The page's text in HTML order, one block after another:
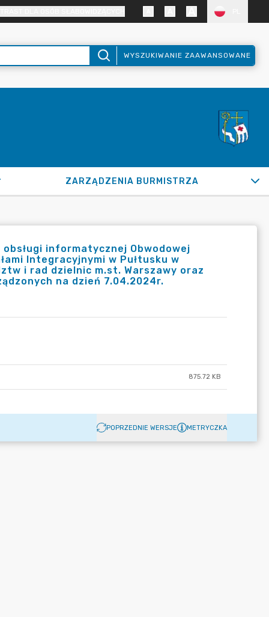
WYSZUKIWANIE ZAAWANSOWANE
ZARZĄDZENIA BURMISTRZA
informatycznej Obwodowej
Integracyjnymi w Pułtusku w
i rad dzielnic m.st. Warszawy oraz
na dzień 7.04.2024r.
875.72 KB
POPRZEDNIE WERSJE METRYCZKA